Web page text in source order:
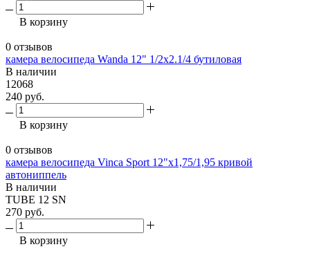
В корзину
0 отзывов
камера велосипеда Wanda 12" 1/2х2.1/4 бутиловая
В наличии
12068
240 руб.
В корзину
0 отзывов
камера велосипеда Vinca Sport 12"x1,75/1,95 кривой
автониппель
В наличии
TUBE 12 SN
270 руб.
В корзину